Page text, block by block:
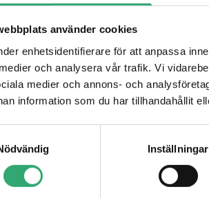
använder cookies
enhetsidentifierare för att anpassa
och analysera vår trafik. Vi
medier och annons- och
information som du har tillhandahållit
Inställningar
expand its portfolio of SMARC
the embedded market....
Read more